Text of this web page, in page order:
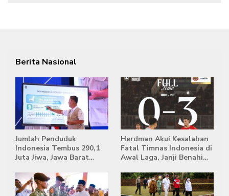
Berita Nasional
Jumlah Penduduk
Indonesia Tembus 290,1
Juta Jiwa, Jawa Barat
Terpadat
Herdman Akui Kesalahan
Fatal Timnas Indonesia di
Awal Laga, Janji Benahi
Singapura